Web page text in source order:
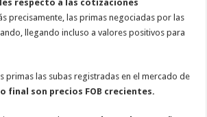
respecto a las cotizaciones
precisamente, las primas negociadas por las
llegando incluso a valores positivos para
primas las subas registradas en el mercado de
final son precios FOB crecientes.